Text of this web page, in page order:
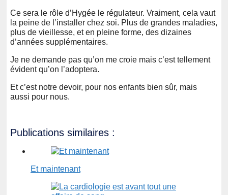
Ce sera le rôle d’Hygée le régulateur. Vraiment, cela vaut
la peine de l’installer chez soi. Plus de grandes maladies,
plus de vieillesse, et en pleine forme, des dizaines
d’années supplémentaires.
Je ne demande pas qu’on me croie mais c’est tellement
évident qu’on l’adoptera.
Et c’est notre devoir, pour nos enfants bien sûr, mais
aussi pour nous.
Publications similaires :
Et maintenant